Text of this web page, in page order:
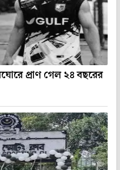
প্রাণ গেল ২৪ বছরের